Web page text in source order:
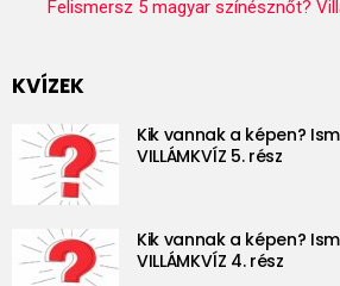
Felismersz 5 magyar színésznőt?
KVÍZEK
Kik vannak a képen?
VILLÁMKVÍZ 5. rész
Kik vannak a képen?
VILLÁMKVÍZ 4. rész